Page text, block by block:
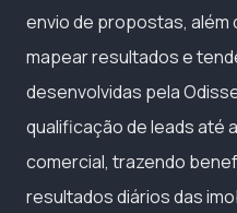
envio de propostas, além
mapear resultados e
desenvolvidas pela
qualificação de leads até
comercial, trazendo
resultados diários das